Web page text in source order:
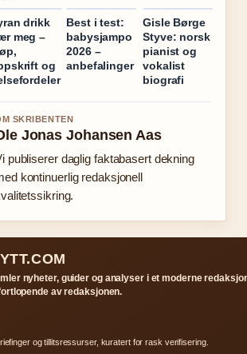
drikk
meg –
og
Best i test:
babysjampo
2026 –
anbefalinger
Gisle Børge
Styve: norsk
pianist og
vokalist
biografi
SKRIBENTEN
Jonas Johansen Aas
publiserer daglig faktabasert dekning
kontinuerlig redaksjonell
nyheter, guider og analyser i et moderne
av redaksjonen.
og tillitsressurser, kuratert for rask verifisering.